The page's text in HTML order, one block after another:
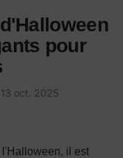
pour
13 oct. 2025
il est